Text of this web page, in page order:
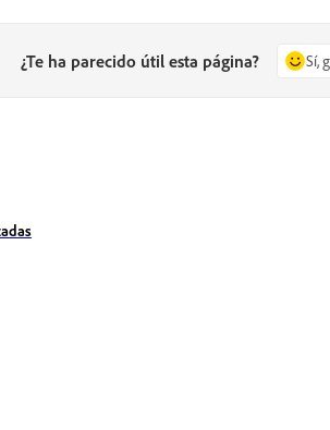
¿Te ha parecido útil esta página? Sí,